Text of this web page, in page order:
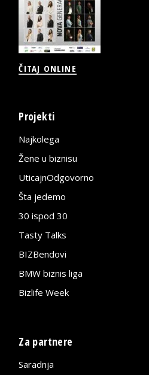
ČITAJ ONLINE
Projekti
Najkolega
Žene u biznisu
UticajnOdgovorno
Šta jedemo
30 ispod 30
Tasty Talks
BIZBendovi
BMW biznis liga
Bizlife Week
Za partnere
Saradnja